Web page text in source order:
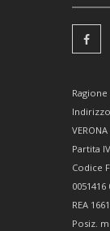
Partita
Codice
0051416
REA
Posiz.